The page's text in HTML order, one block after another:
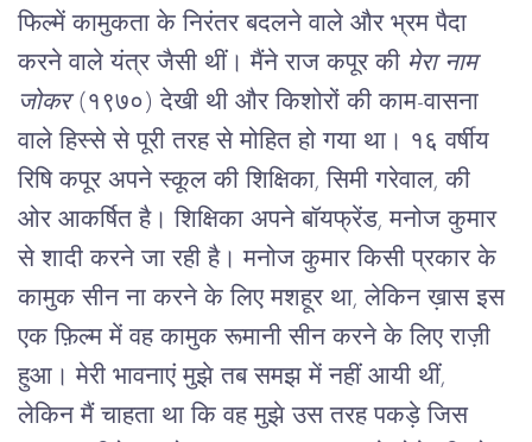
फिल्में कामुकता के निरंतर बदलने वाले और भ्रम पैदा
करने वाले यंत्र जैसी थीं। मैंने राज कपूर की मेरा नाम
जोकर (१९७०) देखी थी और किशोरों की काम-वासना
वाले हिस्से से पूरी तरह से मोहित हो गया था। १६ वर्षीय
रिषि कपूर अपने स्कूल की शिक्षिका, सिमी गरेवाल, की
ओर आकर्षित है। शिक्षिका अपने बॉयफ्रेंड, मनोज कुमार
से शादी करने जा रही है। मनोज कुमार किसी प्रकार के
कामुक सीन ना करने के लिए मशहूर था, लेकिन ख़ास इस
एक फ़िल्म में वह कामुक रूमानी सीन करने के लिए राज़ी
हुआ। मेरी भावनाएं मुझे तब समझ में नहीं आयी थीं,
लेकिन मैं चाहता था कि वह मुझे उस तरह पकड़े जिस